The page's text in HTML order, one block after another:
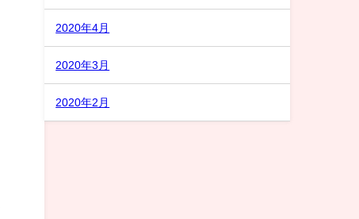
2020年4月
2020年3月
2020年2月